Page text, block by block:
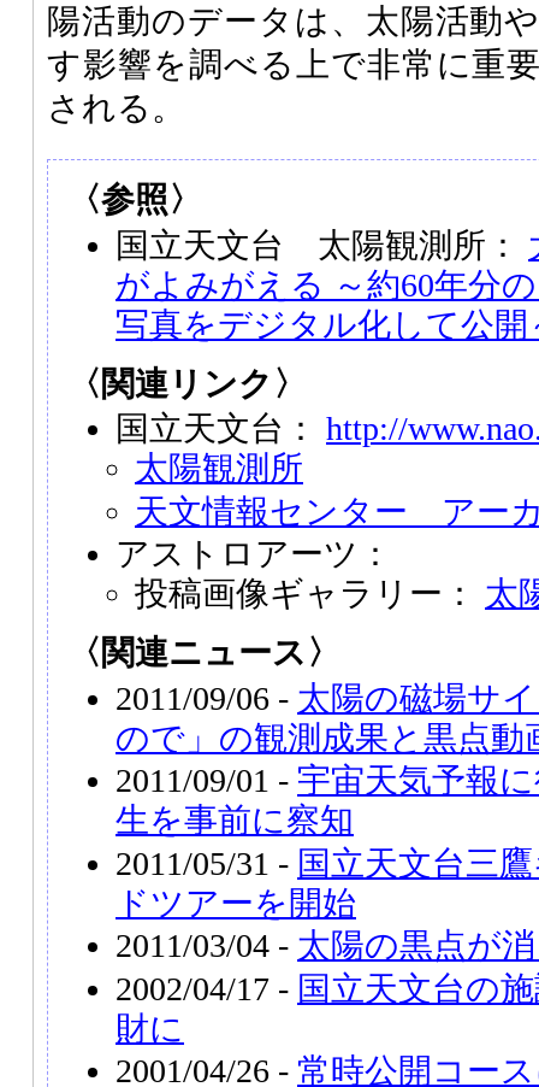
陽活動のデータは、太陽活動
す影響を調べる上で非常に重
される。
〈参照〉
国立天文台 太陽観測所：
がよみがえる ～約60年分
写真をデジタル化して公開
〈関連リンク〉
国立天文台： http://
太陽観測所
天文情報センター アー
アストロアーツ：
投稿画像ギャラリー： 太
〈関連ニュース〉
2011/09/06 - 太陽の磁場サ
ので」の観測成果と黒点動
2011/09/01 - 宇宙天気予報
生を事前に察知
2011/05/31 - 国立天文台三
ドツアーを開始
2011/03/04 - 太陽の黒点が
2002/04/17 - 国立天文台の
財に
2001/04/26 - 常時公開コー